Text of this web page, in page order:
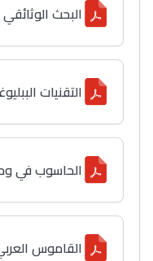
البحث الوثائقي
التقنيات
الحاسوب في
القاموس